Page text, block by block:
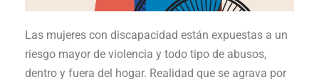
Las mujeres con discapacidad están expuestas a un
riesgo mayor de violencia y todo tipo de abusos,
dentro y fuera del hogar. Realidad que se agrava por